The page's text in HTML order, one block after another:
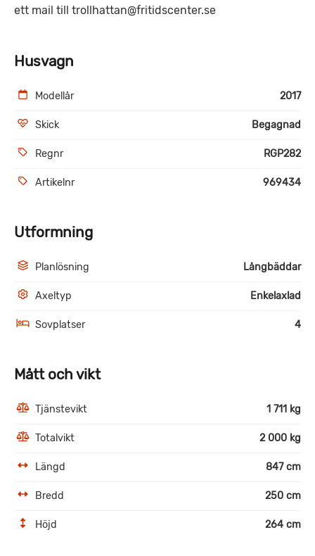
ett mail till trollhattan@fritidscenter.se
Husvagn
Modellår 2017
Skick Begagnad
Regnr RGP282
Artikelnr 969434
Utformning
Planlösning Långbäddar
Axeltyp Enkelaxlad
Sovplatser 4
Mått och vikt
Tjänstevikt 1 711 kg
Totalvikt 2 000 kg
Längd 847 cm
Bredd 250 cm
Höjd 264 cm